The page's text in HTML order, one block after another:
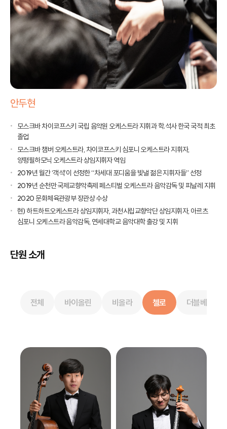
안두현
모스크바 차이코프스키 국립 음악원 오케스트라 지휘과 학.석사 한국 국적 최초
졸업
모스크바 챔버 오케스트라, 차이코프스키 심포니 오케스트라 지휘자,
양평필하모닉 오케스트라 상임지휘자 역임
2019년 월간 ‘객석’이 선정한 “차세대 포디움을 빛낼 젊은 지휘자들” 선정
2019년 순천만 국제교향악축제 페스티벌 오케스트라 음악감독 및 피날레 지휘
2020 문화체육관광부 장관상 수상
현) 하트하트오케스트라 상임지휘자, 과천시립교향악단 상임지휘자, 아르츠
심포니 오케스트라 음악감독, 연세대학교 음악대학 출강 및 지휘
단원 소개
전체 바이올린 비올라 첼로 더블베이스